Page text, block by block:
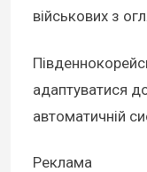
військових з
адаптуватися
автоматичній
Реклама